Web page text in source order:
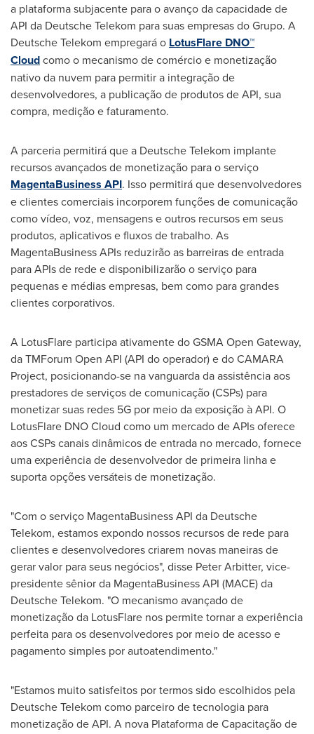
a plataforma subjacente para o avanço da capacidade de
API da Deutsche Telekom para suas empresas do Grupo. A
Deutsche Telekom empregará o LotusFlare DNO™
Cloudcomo o mecanismo de comércio e monetização
nativo da nuvem para permitir a integração de
desenvolvedores, a publicação de produtos de API, sua
compra, medição e faturamento.
A parceria permitirá que a Deutsche Telekom implante
recursos avançados de monetização para o serviço
MagentaBusiness API. Isso permitirá que desenvolvedores
e clientes comerciais incorporem funções de comunicação
como vídeo, voz, mensagens e outros recursos em seus
produtos, aplicativos e fluxos de trabalho. As
MagentaBusiness APIs reduzirão as barreiras de entrada
para APIs de rede e disponibilizarão o serviço para
pequenas e médias empresas, bem como para grandes
clientes corporativos.
A LotusFlare participa ativamente do GSMA Open Gateway,
da TMForum Open API (API do operador) e do CAMARA
Project, posicionando-se na vanguarda da assistência aos
prestadores de serviços de comunicação (CSPs) para
monetizar suas redes 5G por meio da exposição à API. O
LotusFlare DNO Cloud como um mercado de APIs oferece
aos CSPs canais dinâmicos de entrada no mercado, fornece
uma experiência de desenvolvedor de primeira linha e
suporta opções versáteis de monetização.
"Com o serviço MagentaBusiness API da Deutsche
Telekom, estamos expondo nossos recursos de rede para
clientes e desenvolvedores criarem novas maneiras de
gerar valor para seus negócios", disse Peter Arbitter, vice-
presidente sênior da MagentaBusiness API (MACE) da
Deutsche Telekom. "O mecanismo avançado de
monetização da LotusFlare nos permite tornar a experiência
perfeita para os desenvolvedores por meio de acesso e
pagamento simples por autoatendimento."
"Estamos muito satisfeitos por termos sido escolhidos pela
Deutsche Telekom como parceiro de tecnologia para
monetização de API. A nova Plataforma de Capacitação de